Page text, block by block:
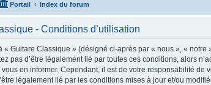
Portail Index du forum
- Conditions d’utilisation
« Guitare Classique » (désigné ci-après par « nous », «
pas d’être légalement lié par toutes ces conditions, alors
en informer. Cependant, il est de votre responsabilité
légalement lié par les conditions mises à jour et/ou